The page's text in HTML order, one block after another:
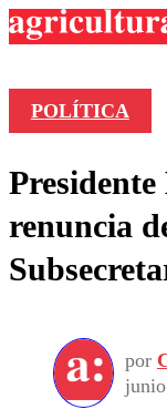
POLÍTICA
renuncia
por